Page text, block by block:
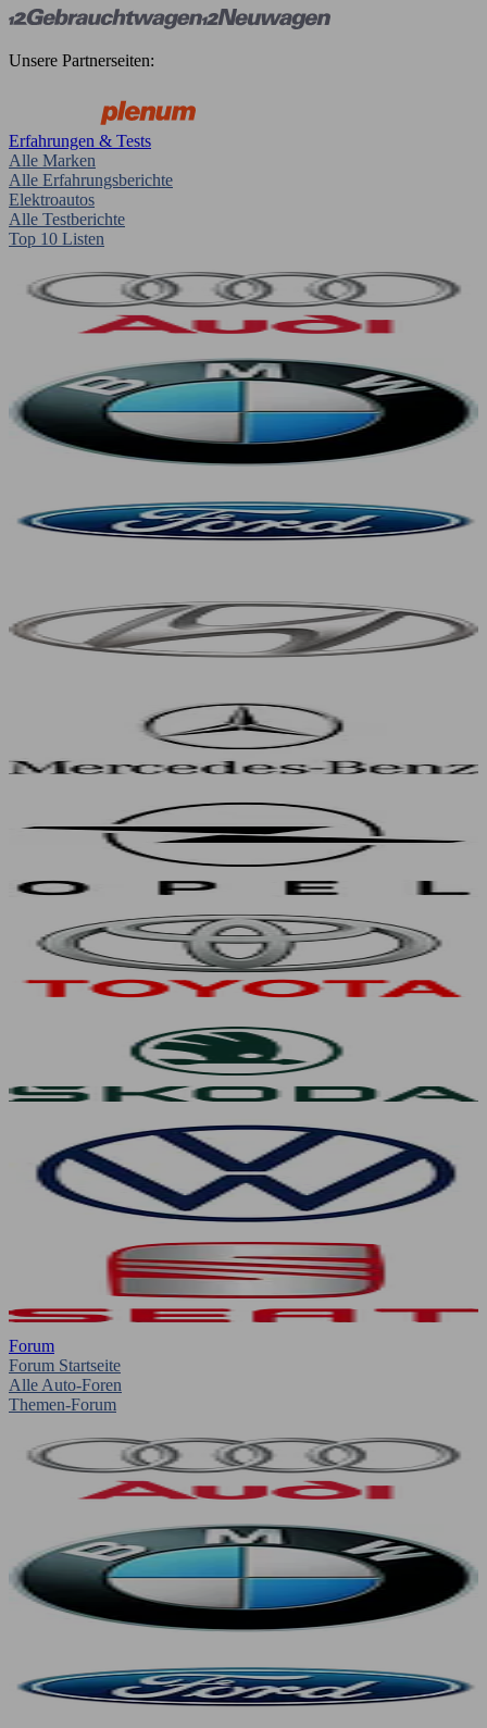
Unsere Partnerseiten:
Erfahrungen & Tests
Alle Marken
Alle Erfahrungsberichte
Elektroautos
Alle Testberichte
Top 10 Listen
Forum
Forum Startseite
Alle Auto-Foren
Themen-Forum